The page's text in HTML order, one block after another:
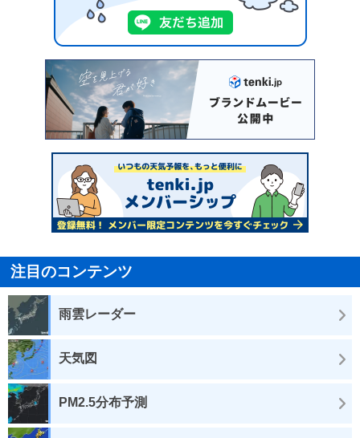
注目のコンテンツ
雨雲レーダー
天気図
PM2.5分布予測